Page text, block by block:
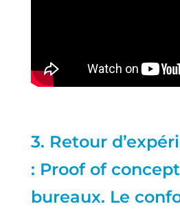
3. Retour
: Proof of concept
bureaux. Le